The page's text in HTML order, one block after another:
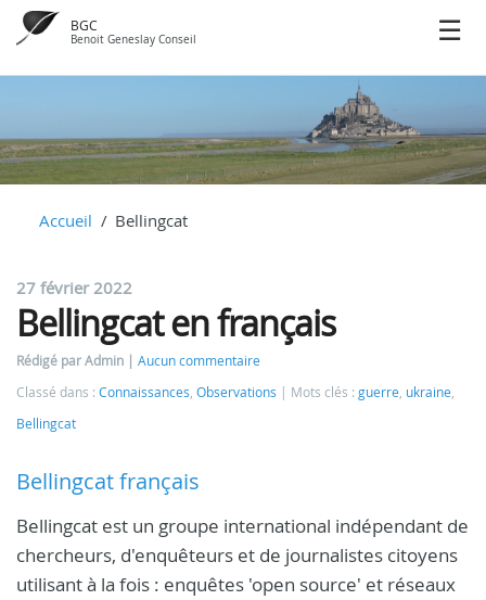
BGC
Benoit Geneslay Conseil
Accueil Bellingcat
27 février 2022
Bellingcat en français
Rédigé par Admin
Aucun commentaire
Classé dans : Connaissances Observations Mots clés : guerre ukraine
Bellingcat
Bellingcat français
Bellingcat est un groupe international indépendant de
chercheurs, d'enquêteurs et de journalistes citoyens
utilisant à la fois : enquêtes 'open source' et réseaux